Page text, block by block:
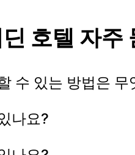
호텔 자주
수 있는 방법은 무
나요?